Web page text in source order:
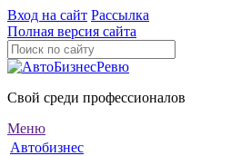
Вход на сайт Рассылка
Полная версия сайта
Свой среди профессионалов
Меню
Автобизнес